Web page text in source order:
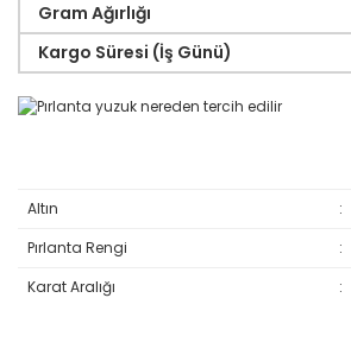
Gram Ağırlığı
Kargo Süresi (İş Günü)
Altın :
Pırlanta Rengi
:
Karat Aralığı
: